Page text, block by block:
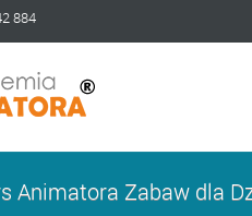
884
Animatora Zabaw dla